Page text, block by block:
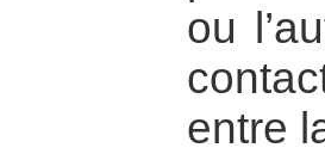
ou
entre